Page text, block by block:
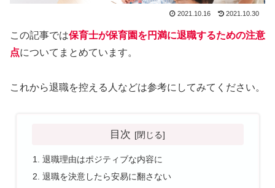
2021.10.16 2021.10.30
この記事では保育士が保育園を円満に退職するための注意
点についてまとめています。
これから退職を控える人などは参考にしてみてください。
目次
退職理由はポジティブな内容に
退職を決意したら安易に翻さない